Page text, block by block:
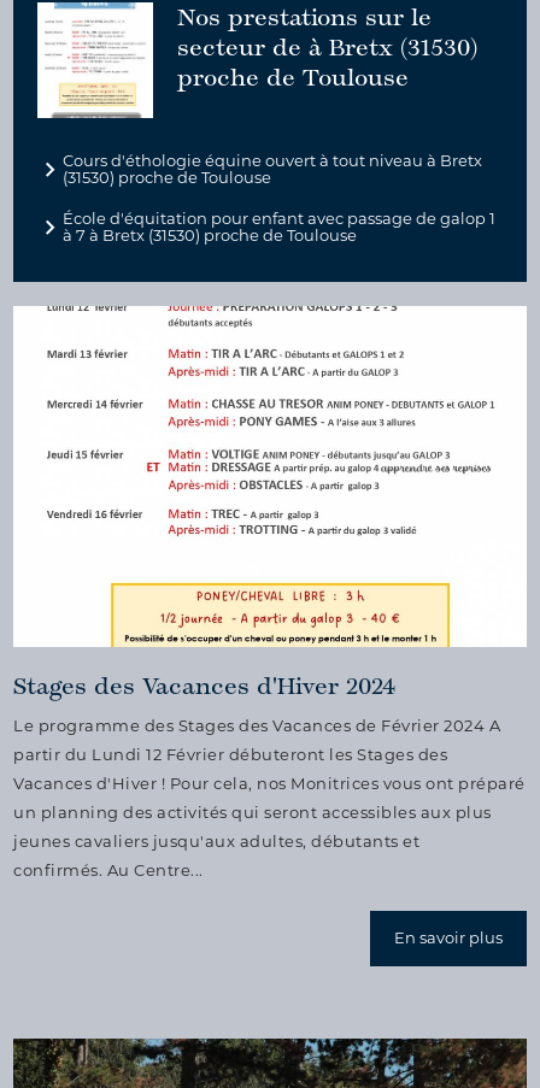
Nos prestations sur le
secteur de à Bretx (31530)
proche de Toulouse
Cours d'éthologie équine ouvert à tout niveau à Bretx
(31530) proche de Toulouse
École d'équitation pour enfant avec passage de galop 1
à 7 à Bretx (31530) proche de Toulouse
Stages des Vacances d'Hiver 2024
Le programme des Stages des Vacances de Février 2024 A
partir du Lundi 12 Février débuteront les Stages des
Vacances d'Hiver ! Pour cela, nos Monitrices vous ont préparé
un planning des activités qui seront accessibles aux plus
jeunes cavaliers jusqu'aux adultes, débutants et
confirmés. Au Centre...
En savoir plus